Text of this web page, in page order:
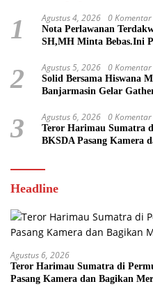
1 Agustus 4, 2026 0 Komentar
Nota Perlawanan
SH,MH Minta Bebas.Ini
2 Agustus 5, 2026 0 Komentar
Solid Bersama Hiswana
Banjarmasin Gelar
3 Agustus 6, 2026 0 Komentar
Teror Harimau Sumatra
BKSDA Pasang Kamera
Headline
Agustus 6, 2026
Teror Harimau Sumatra di
Pasang Kamera dan Bagikan